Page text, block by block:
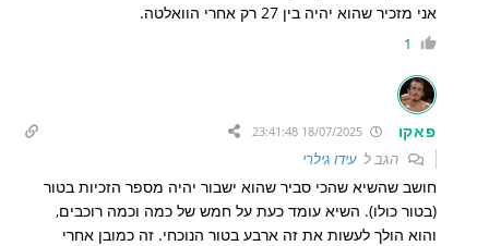
אני מזכיר שהוא יהיה בין 27 רק אחרי הוואלטה.
1
פאקו 18/07/2025 23:41:48
הגב לעידו גילרי
חושב שהשיא שהכי סביר שהוא ישבור יהיה מספר הזכיות בטור
(בטור כולו). השיא עומד כעת על חמש של כמה וכמה רוכבים,
והוא הולך לעשות את זה ארבע בטור הנוכחי. זה כמובן אחרי